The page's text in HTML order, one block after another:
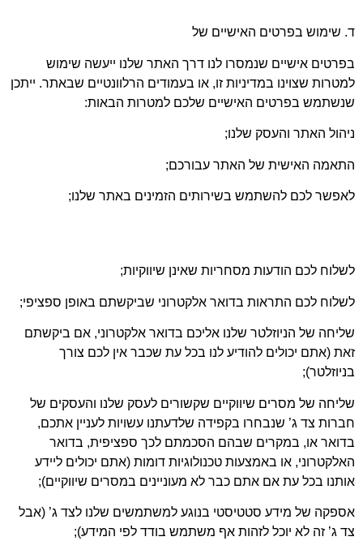
שימוש בפרטים האישיים של
אישיים שנמסרו לנו דרך האתר שלנו ייעשה שימוש
שצוינו במדיניות זו, או בעמודים הרלוונטיים שבאתר. ייתכן
בפרטים האישיים שלכם למטרות הבאות:
האתר והעסק שלנו;
האישית של האתר עבורכם;
לכם להשתמש בשירותים הזמינים באתר שלנו;
לכם הודעות מסחריות שאינן שיווקיות;
לכם התראות בדואר אלקטרוני שביקשתם באופן ספציפי;
של הניוזלטר שלנו אליכם בדואר אלקטרוני, אם ביקשתם
(אתם יכולים להודיע לנו בכל עת שכבר אין לכם צורך
של מסרים שיווקיים שקשורים לעסק שלנו והעסקים של
צד ג’ שנבחרו בקפידה שלדעתנו עשויות לעניין אתכם,
או, במקרים שבהם הסכמתם לכך ספציפית, בדואר
או באמצעות טכנולוגיות דומות (אתם יכולים ליידע
בכל עת אם אתם כבר לא מעוניינים במסרים שיווקיים);
של מידע סטטיסטי בנוגע למשתמשים שלנו לצד ג’ (אבל
ג’ זה לא יוכל לזהות אף משתמש בודד לפי המידע);